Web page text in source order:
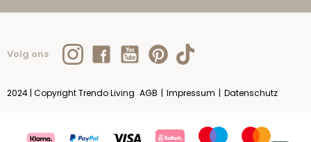
Volg ons
2024 | Copyright Trendo Living AGB | Impressum | Datenschutz